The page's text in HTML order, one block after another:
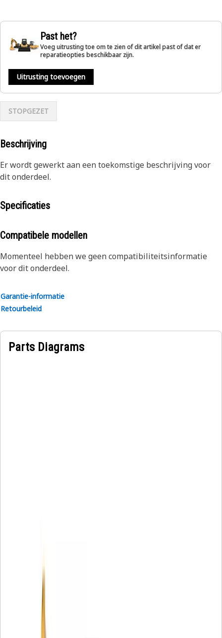
Past het?
Voeg uitrusting toe om te zien of dit artikel past of dat er
reparatieopties beschikbaar zijn.
Uitrusting toevoegen
STOPGEZET
Beschrijving
Er wordt gewerkt aan een toekomstige beschrijving voor
dit onderdeel.
Specificaties
Compatibele modellen
Momenteel hebben we geen compatibiliteitsinformatie
voor dit onderdeel.
Garantie-informatie
Retourbeleid
Parts Diagrams